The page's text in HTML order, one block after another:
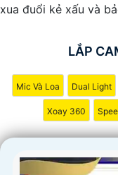
xua đuổi kẻ xấu và
LẮP
Mic Và Loa Dual Light
Xoay 360